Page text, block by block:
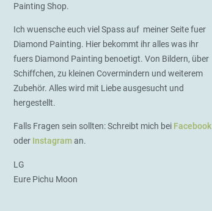
Painting Shop.
Ich wuensche euch viel Spass auf meiner Seite fuer
Diamond Painting. Hier bekommt ihr alles was ihr
fuers Diamond Painting benoetigt. Von Bildern, über
Schiffchen, zu kleinen Covermindern und weiterem
Zubehör. Alles wird mit Liebe ausgesucht und
hergestellt.
Falls Fragen sein sollten: Schreibt mich bei Facebook
oder Instagraman.
LG
Eure Pichu Moon